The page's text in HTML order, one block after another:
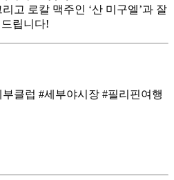
고 로칼 맥주인 ‘산 미구엘’과 잘
립니다!
클럽 #세부야시장 #필리핀여행